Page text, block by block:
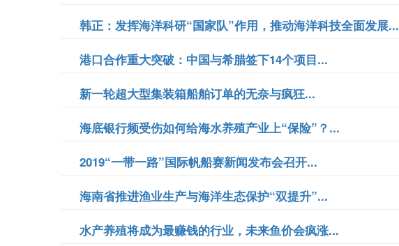
韩正：发挥海洋科研“国家队”作用，推动海洋科技全面发展...
港口合作重大突破：中国与希腊签下14个项目...
新一轮超大型集装箱船舶订单的无奈与疯狂...
海底银行频受伤如何给海水养殖产业上“保险”？...
2019“一带一路”国际帆船赛新闻发布会召开...
海南省推进渔业生产与海洋生态保护“双提升”...
水产养殖将成为最赚钱的行业，未来鱼价会疯涨...